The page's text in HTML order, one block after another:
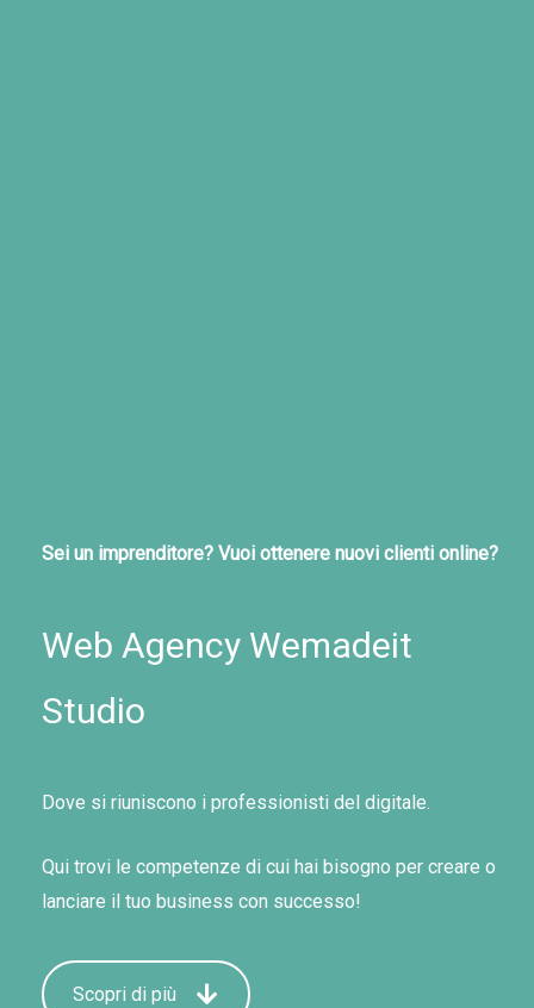
Sei un imprenditore? Vuoi ottenere nuovi clienti online?
Web Agency Wemadeit
Studio
Dove si riuniscono i professionisti del digitale.
Qui trovi le competenze di cui hai bisogno per creare o
lanciare il tuo business con successo!
Scopri di più